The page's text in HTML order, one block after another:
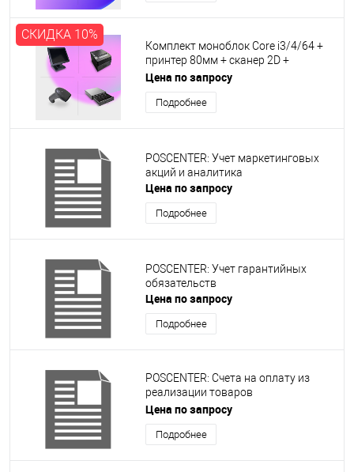
СКИДКА 10%
Комплект моноблок Core i3/4/64 +
принтер 80мм + сканер 2D +
денежный ящик 410мм
Цена по запросу
Подробнее
POSCENTER: Учет маркетинговых
акций и аналитика
Цена по запросу
Подробнее
POSCENTER: Учет гарантийных
обязательств
Цена по запросу
Подробнее
POSCENTER: Счета на оплату из
реализации товаров
(БЕСПЛАТНЫЙ)
Цена по запросу
Подробнее